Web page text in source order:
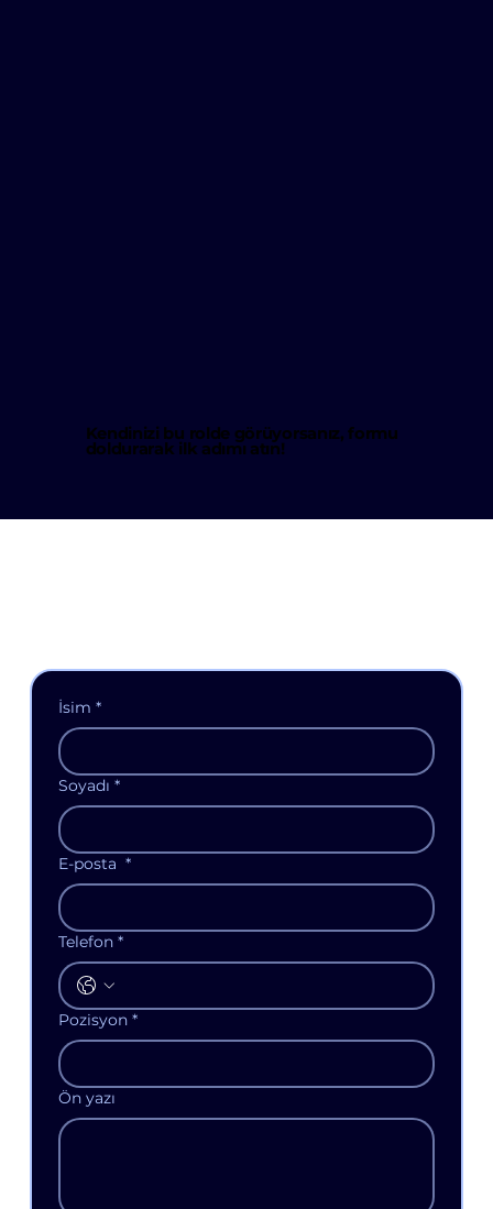
Kendinizi bu rolde görüyorsanız, formu
doldurarak ilk adımı atın!
İsim *
Soyadı *
E-posta *
Telefon *
Pozisyon *
Ön yazı